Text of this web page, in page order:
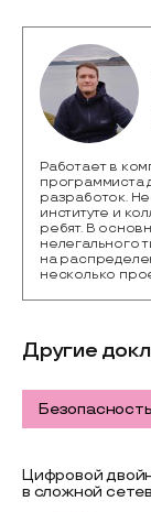
Работает в
программиста
разработок.
институте и
ребят. В
нелегального
на
несколько
Другие
Цифровой
в сложной